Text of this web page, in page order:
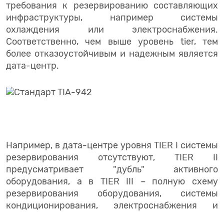
требования к резервированию составляющих
инфраструктуры, например системы
охлаждения или электроснабжения.
Соответственно, чем выше уровень tier, тем
более отказоустойчивым и надежным является
дата-центр.
Например, в дата-центре уровня TIER I системы
резервирования отсутствуют, TIER II
предусматривает "дубль" активного
оборудования, а в TIER III – полную схему
резервирования оборудования, системы
кондиционирования, электроснабжения и